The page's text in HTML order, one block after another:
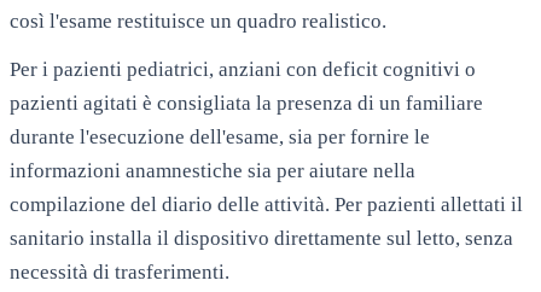
così l'esame restituisce un quadro realistico.
Per i pazienti pediatrici, anziani con deficit cognitivi o
pazienti agitati è consigliata la presenza di un familiare
durante l'esecuzione dell'esame, sia per fornire le
informazioni anamnestiche sia per aiutare nella
compilazione del diario delle attività. Per pazienti allettati il
sanitario installa il dispositivo direttamente sul letto, senza
necessità di trasferimenti.